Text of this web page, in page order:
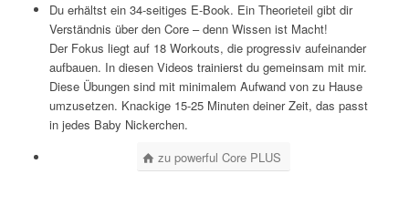
Du erhältst ein 34-seitiges E-Book. Ein Theorieteil gibt dir
Verständnis über den Core – denn Wissen ist Macht!
Der Fokus liegt auf 18 Workouts, die progressiv aufeinander
aufbauen. In diesen Videos trainierst du gemeinsam mit mir.
Diese Übungen sind mit minimalem Aufwand von zu Hause
umzusetzen. Knackige 15-25 Minuten deiner Zeit, das passt
in jedes Baby Nickerchen.
zu powerful Core PLUS